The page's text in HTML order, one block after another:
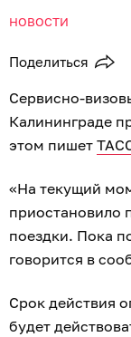
НОВОСТИ
Поделиться
Сервисно-
Калининграде
этом пишет
«На текущий
приостановило
поездки. Пока
говорится в
Срок действия
будет